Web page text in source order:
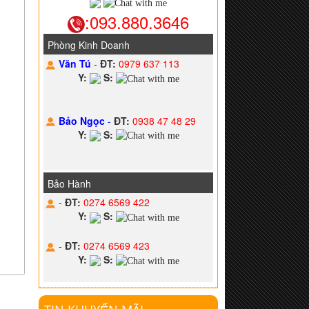
:093.880.3646
Phòng Kinh Doanh
Văn Tú-ĐT: 0979 637 113
Y:
S:
Bảo Ngọc-ĐT: 0938 47 48 29
Y:
S:
Bảo Hành
-ĐT: 0274 6569 422
Y:
S:
-ĐT: 0274 6569 423
Y:
S: